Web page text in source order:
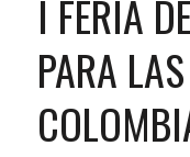
I FERIA
PARA